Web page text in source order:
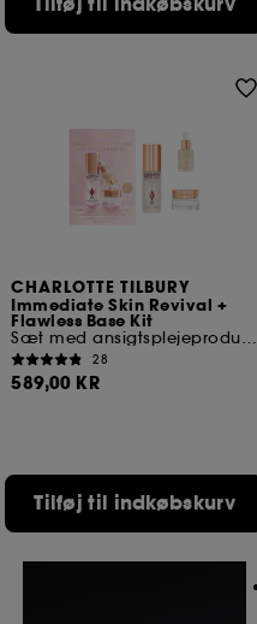
CHARLOTTE TILBURY
Immediate Skin Revival +
Flawless Base Kit
Sæt med ansigtsplejeprodukter
28
589,00 KR
Tilføj til indkøbskurv